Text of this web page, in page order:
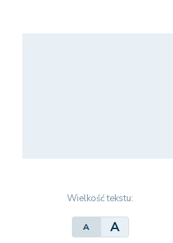
Wielkość tekstu:
A A